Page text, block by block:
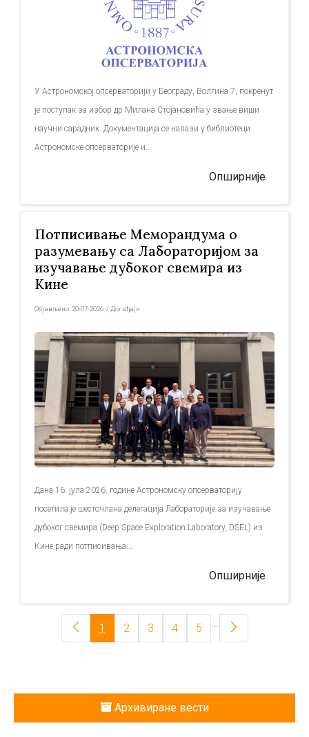
У Астрономској опсерваторији у Београду, Волгина 7, покренут
је поступак за избор др Милана Стојановића у звање виши
научни сарадник. Документација се налази у библиотеци
Астрономске опсерваторије и...
Опширније
Потписивање Меморандума о
разумевању са Лабораторијом за
изучавање дубоког свемира из
Кине
Објављено: 20-07-2026 / Догађаји
Дана 16. јула 2026. године Астрономску опсерваторију
посетила је шесточлана делегација Лабораторије за изучавање
дубоког свемира (Deep Space Exploration Laboratory, DSEL) из
Кине ради потписивања...
Опширније
1 2 3 4 5 ...
Архивиране вести